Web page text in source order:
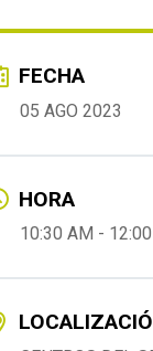
FECHA
05 AGO 2023
HORA
10:30 AM -